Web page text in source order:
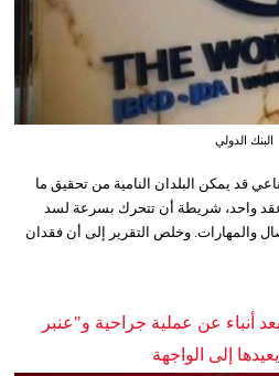
البنك الدولي
قد يمكن البلدان النامية من تحقيق ما
واحد، شريطة أن تتحرك بسرعة لسد
والمهارات. وخلص التقرير إلى أن فقدان
أنباء عن عملية جراحية و"عنبر
إلى الواجهة